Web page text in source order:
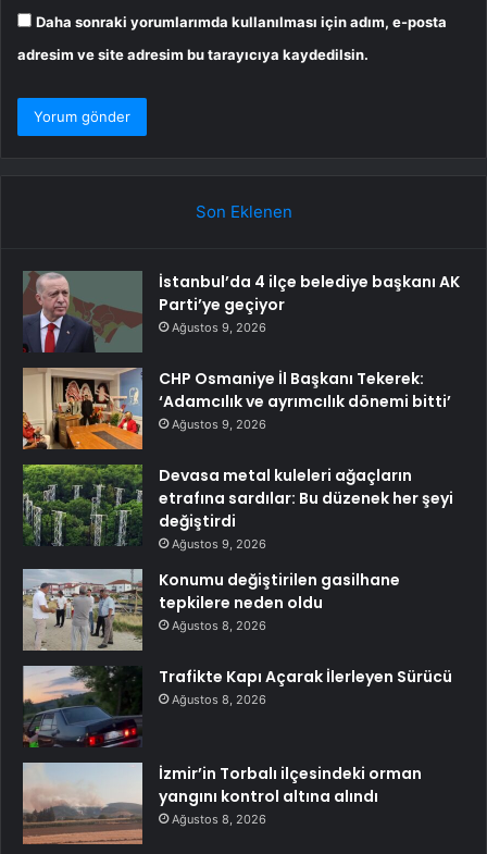
Daha sonraki yorumlarımda kullanılması için adım, e-posta
adresim ve site adresim bu tarayıcıya kaydedilsin.
Son Eklenen
İstanbul’da 4 ilçe belediye başkanı AK
Parti’ye geçiyor
Ağustos 9, 2026
CHP Osmaniye İl Başkanı Tekerek:
‘Adamcılık ve ayrımcılık dönemi bitti’
Ağustos 9, 2026
Devasa metal kuleleri ağaçların
etrafına sardılar: Bu düzenek her şeyi
değiştirdi
Ağustos 9, 2026
Konumu değiştirilen gasilhane
tepkilere neden oldu
Ağustos 8, 2026
Trafikte Kapı Açarak İlerleyen Sürücü
Ağustos 8, 2026
İzmir’in Torbalı ilçesindeki orman
yangını kontrol altına alındı
Ağustos 8, 2026